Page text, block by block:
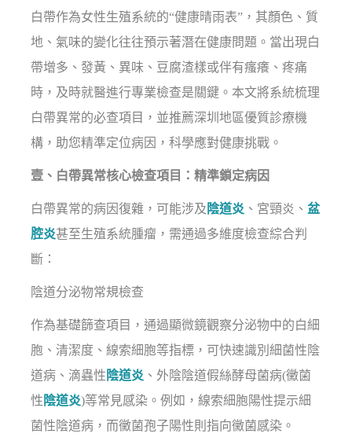
白帶作為女性生殖系統的“健康晴雨表”，其顏色、質
地、氣味的變化往往預示著潛在健康問題。當出現白
帶增多、發黃、異味、豆腐渣樣或伴有瘙癢、疼痛
時，及時就醫進行專業檢查是關鍵。本文將系統梳理
白帶異常的必查項目，並推薦深圳地區優質診療機
構，助您精準定位病因，科學應對健康挑戰。
壹、白帶異常核心檢查項目：精準鎖定病因
白帶異常的病因復雜，可能涉及 陰道炎 、宮頸炎、盆
腔炎甚至生殖系統腫瘤，需通過多維度檢查綜合判
斷：
陰道分泌物常規檢查
作為基礎篩查項目，通過顯微鏡觀察分泌物中的白細
胞、清潔度、線索細胞等指標，可快速識別細菌性陰
道病、滴蟲性 陰道炎 、外陰陰道假絲酵母菌病(黴菌
性 陰道炎)等常見感染。例如，線索細胞陽性提示細
菌性陰道病，而黴菌孢子陽性則指向黴菌感染。